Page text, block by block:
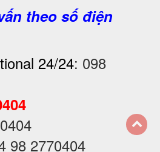
theo số điện
24/24: 098
98 2770404